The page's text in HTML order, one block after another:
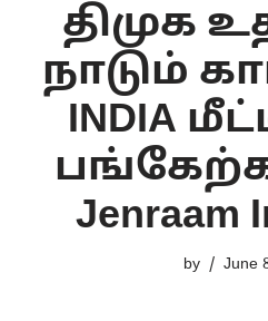
திமுக
நாடும்
INDIA
Jenraam
by June